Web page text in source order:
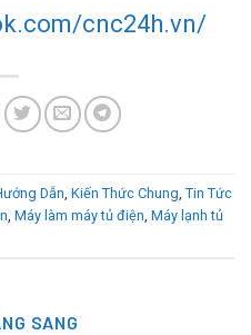
cnc24h.vn/
Dẫn Kiến Thức Chung Tin Tức
Máy làm máy tủ điện Máy lạnh tủ
SANG